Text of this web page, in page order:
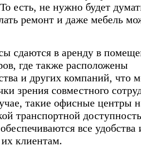
есть, не нужно будет
ремонт и даже мебель
сдаются в аренду в
где также расположены
и других компаний, что
зрения совместного
такие офисные центры
транспортной
все удобства
клиентам.